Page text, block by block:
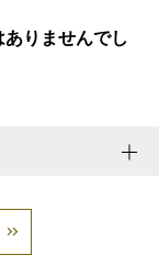
りませんでし